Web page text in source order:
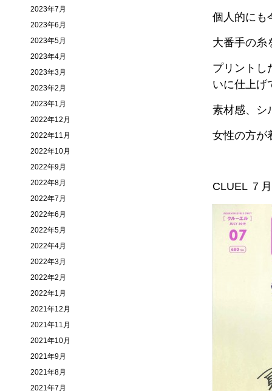
個人的にも
大番手の糸
プリントし
いに仕上げ
素材感、
女性の方が
CLUEL ７
2023年7月
2023年6月
2023年5月
2023年4月
2023年3月
2023年2月
2023年1月
2022年12月
2022年11月
2022年10月
2022年9月
2022年8月
2022年7月
2022年6月
2022年5月
2022年4月
2022年3月
2022年2月
2022年1月
2021年12月
2021年11月
2021年10月
2021年9月
2021年8月
2021年7月